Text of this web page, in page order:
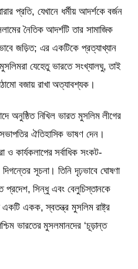
প্রতি, যেখানে ধর্মীয় আদর্শকে বর্জন
নৈতিক আদর্শটি তার সামাজিক
জড়িত; এর একটিকে প্রত্যাখ্যান
যেহেতু ভারতে সংখ্যালঘু, তাই
বজায় রাখা অত্যাবশ্যক।
অনুষ্ঠিত নিখিল ভারত মুসলিম লীগের
ঐতিহাসিক ভাষণ দেন।
ও কার্যকলাপের সর্বাধিক সংকট-
সূচনা। তিনি দৃঢ়ভাবে ঘোষণা
প্রদেশ, সিন্ধু এবং বেলুচিস্তানকে
একক, স্বতন্ত্র মুসলিম রাষ্ট্র
ভারতের মুসলমানদের ‘চূড়ান্ত